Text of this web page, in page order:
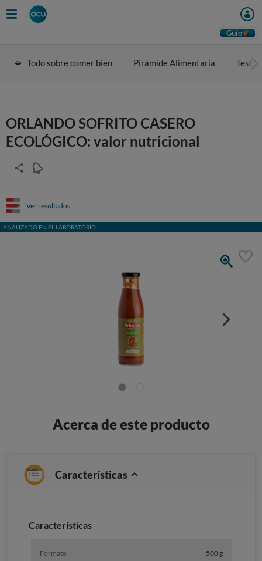
Guio
Todo sobre comer bien Pirámide Alimentaria Test
ORLANDO SOFRITO CASERO
ECOLÓGICO: valor nutricional
Ver resultados
ANALIZADO EN EL LABORATORIO
Acerca de este producto
Características
Características
Formato 500 g